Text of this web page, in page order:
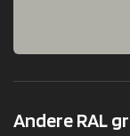
Andere RAL